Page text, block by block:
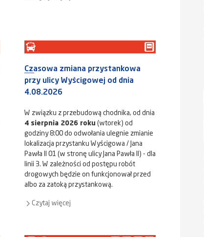
Czasowa zmiana przystankowa
przy ulicy Wyścigowej od dnia
4.08.2026
W związku z przebudową chodnika, od dnia
4 sierpnia 2026 roku (wtorek) od
godziny 8:00 do odwołania ulegnie zmianie
lokalizacja przystanku Wyścigowa / Jana
Pawła II 01 (w stronę ulicy Jana Pawła II) - dla
linii 3. W zależności od postępu robót
drogowych będzie on funkcjonował przed
albo za zatoką przystankową.
Czytaj więcej